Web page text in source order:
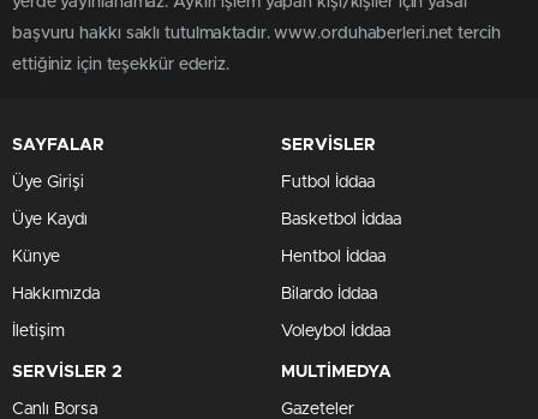
başvuru hakkı saklı tutulmaktadır. www.orduhaberleri.net tercih
ettiğiniz için teşekkür ederiz.
SAYFALAR
Üye Girişi
Üye Kaydı
Künye
Hakkımızda
İletişim
SERVİSLER
Futbol İddaa
Basketbol İddaa
Hentbol İddaa
Bilardo İddaa
Voleybol İddaa
SERVİSLER 2
Canlı Borsa
MULTİMEDYA
Gazeteler